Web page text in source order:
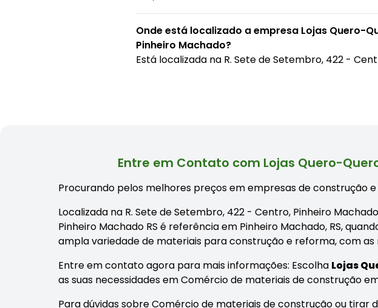
Onde está localizado a empresa Lojas Quero-
Pinheiro Machado?
Está localizada na R. Sete de Setembro, 422 -
Entre em Contato com Lojas Quero-
Procurando pelos melhores preços em empresas de construção
Localizada na R. Sete de Setembro, 422 - Centro, Pinheiro
Pinheiro Machado RS é referência em Pinheiro Machado, RS,
ampla variedade de materiais para construção e reforma, com
Entre em contato agora para mais informações: Escolha Lojas
as suas necessidades em Comércio de materiais de construção
Para dúvidas sobre Comércio de materiais de construção ou